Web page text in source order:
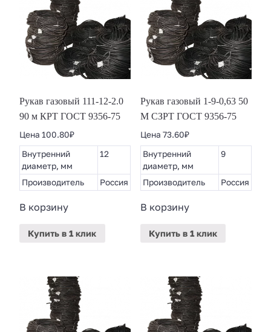
Рукав газовый 111-12-2.0
90 м КРТ ГОСТ 9356-75
Цена 100.80₽
Внутренний
диаметр, мм
12
Производитель Россия
В корзину
Купить в 1 клик
Рукав газовый 1-9-0,63 50
М СЗРТ ГОСТ 9356-75
Цена 73.60₽
Внутренний
диаметр, мм
9
Производитель Россия
В корзину
Купить в 1 клик